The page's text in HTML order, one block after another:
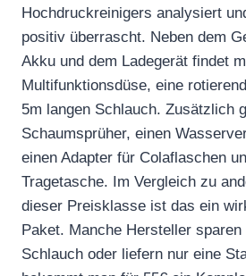
Hochdruckreinigers analysiert
positiv überrascht. Neben dem
Akku und dem Ladegerät findet
Multifunktionsdüse, eine
5m langen Schlauch. Zusätzlich
Schaumsprüher, einen
einen Adapter für Colaflaschen
Tragetasche. Im Vergleich zu
dieser Preisklasse ist das ein
Paket. Manche Hersteller
Schlauch oder liefern nur eine